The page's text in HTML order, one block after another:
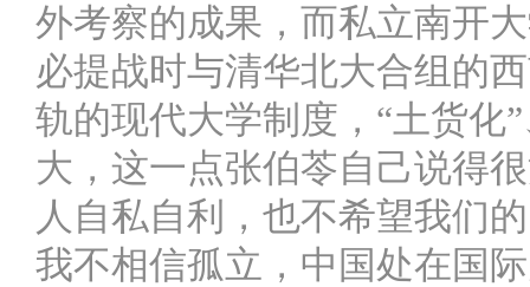
外考察的成果，而私立南开
必提战时与清华北大合组的
轨的现代大学制度，“土货化
大，这一点张伯苓自己说得
人自私自利，也不希望我们
我不相信孤立，中国处在国